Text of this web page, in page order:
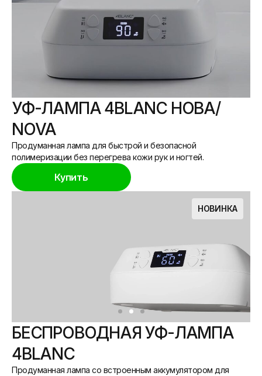
УФ-ЛАМПА 4BLANC НОВА/
NOVA
Продуманная лампа для быстрой и безопасной
полимеризации без перегрева кожи рук и ногтей.
Купить
НОВИНКА
БЕСПРОВОДНАЯ УФ-ЛАМПА
4BLANC
Продуманная лампа со встроенным аккумулятором для